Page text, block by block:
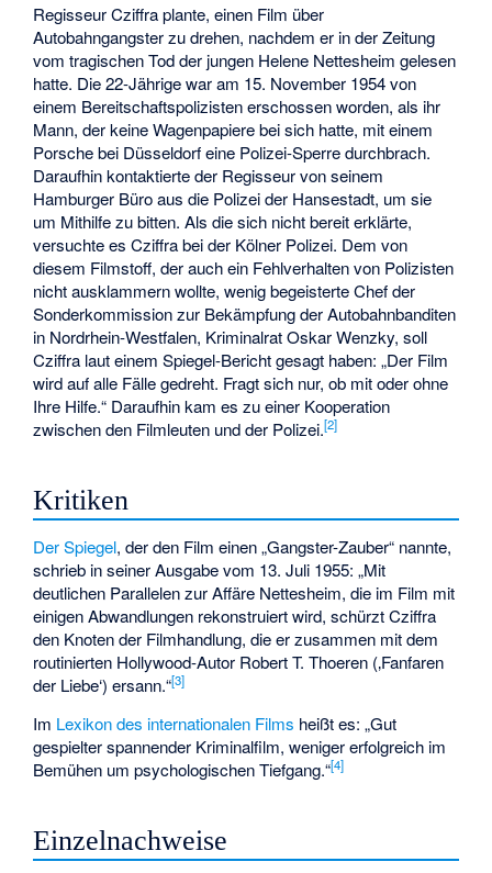
Regisseur Cziffra plante, einen Film über
Autobahngangster zu drehen, nachdem er in der Zeitung
vom tragischen Tod der jungen Helene Nettesheim gelesen
hatte. Die 22-Jährige war am 15. November 1954 von
einem Bereitschaftspolizisten erschossen worden, als ihr
Mann, der keine Wagenpapiere bei sich hatte, mit einem
Porsche bei Düsseldorf eine Polizei-Sperre durchbrach.
Daraufhin kontaktierte der Regisseur von seinem
Hamburger Büro aus die Polizei der Hansestadt, um sie
um Mithilfe zu bitten. Als die sich nicht bereit erklärte,
versuchte es Cziffra bei der Kölner Polizei. Dem von
diesem Filmstoff, der auch ein Fehlverhalten von Polizisten
nicht ausklammern wollte, wenig begeisterte Chef der
Sonderkommission zur Bekämpfung der Autobahnbanditen
in Nordrhein-Westfalen, Kriminalrat Oskar Wenzky, soll
Cziffra laut einem Spiegel-Bericht gesagt haben: „Der Film
wird auf alle Fälle gedreht. Fragt sich nur, ob mit oder ohne
Ihre Hilfe.“ Daraufhin kam es zu einer Kooperation
zwischen den Filmleuten und der Polizei.[2]
Kritiken
Der Spiegel, der den Film einen „Gangster-Zauber“ nannte,
schrieb in seiner Ausgabe vom 13. Juli 1955: „Mit
deutlichen Parallelen zur Affäre Nettesheim, die im Film mit
einigen Abwandlungen rekonstruiert wird, schürzt Cziffra
den Knoten der Filmhandlung, die er zusammen mit dem
routinierten Hollywood-Autor Robert T. Thoeren (‚Fanfaren
der Liebe‘) ersann.“[3]
Im Lexikon des internationalen Films heißt es: „Gut
gespielter spannender Kriminalfilm, weniger erfolgreich im
Bemühen um psychologischen Tiefgang.“[4]
Einzelnachweise